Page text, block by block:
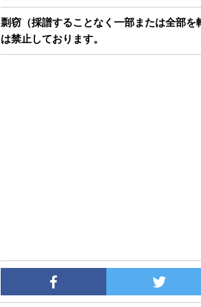
剽窃（採譜することなく一部または全部
は禁止しております。